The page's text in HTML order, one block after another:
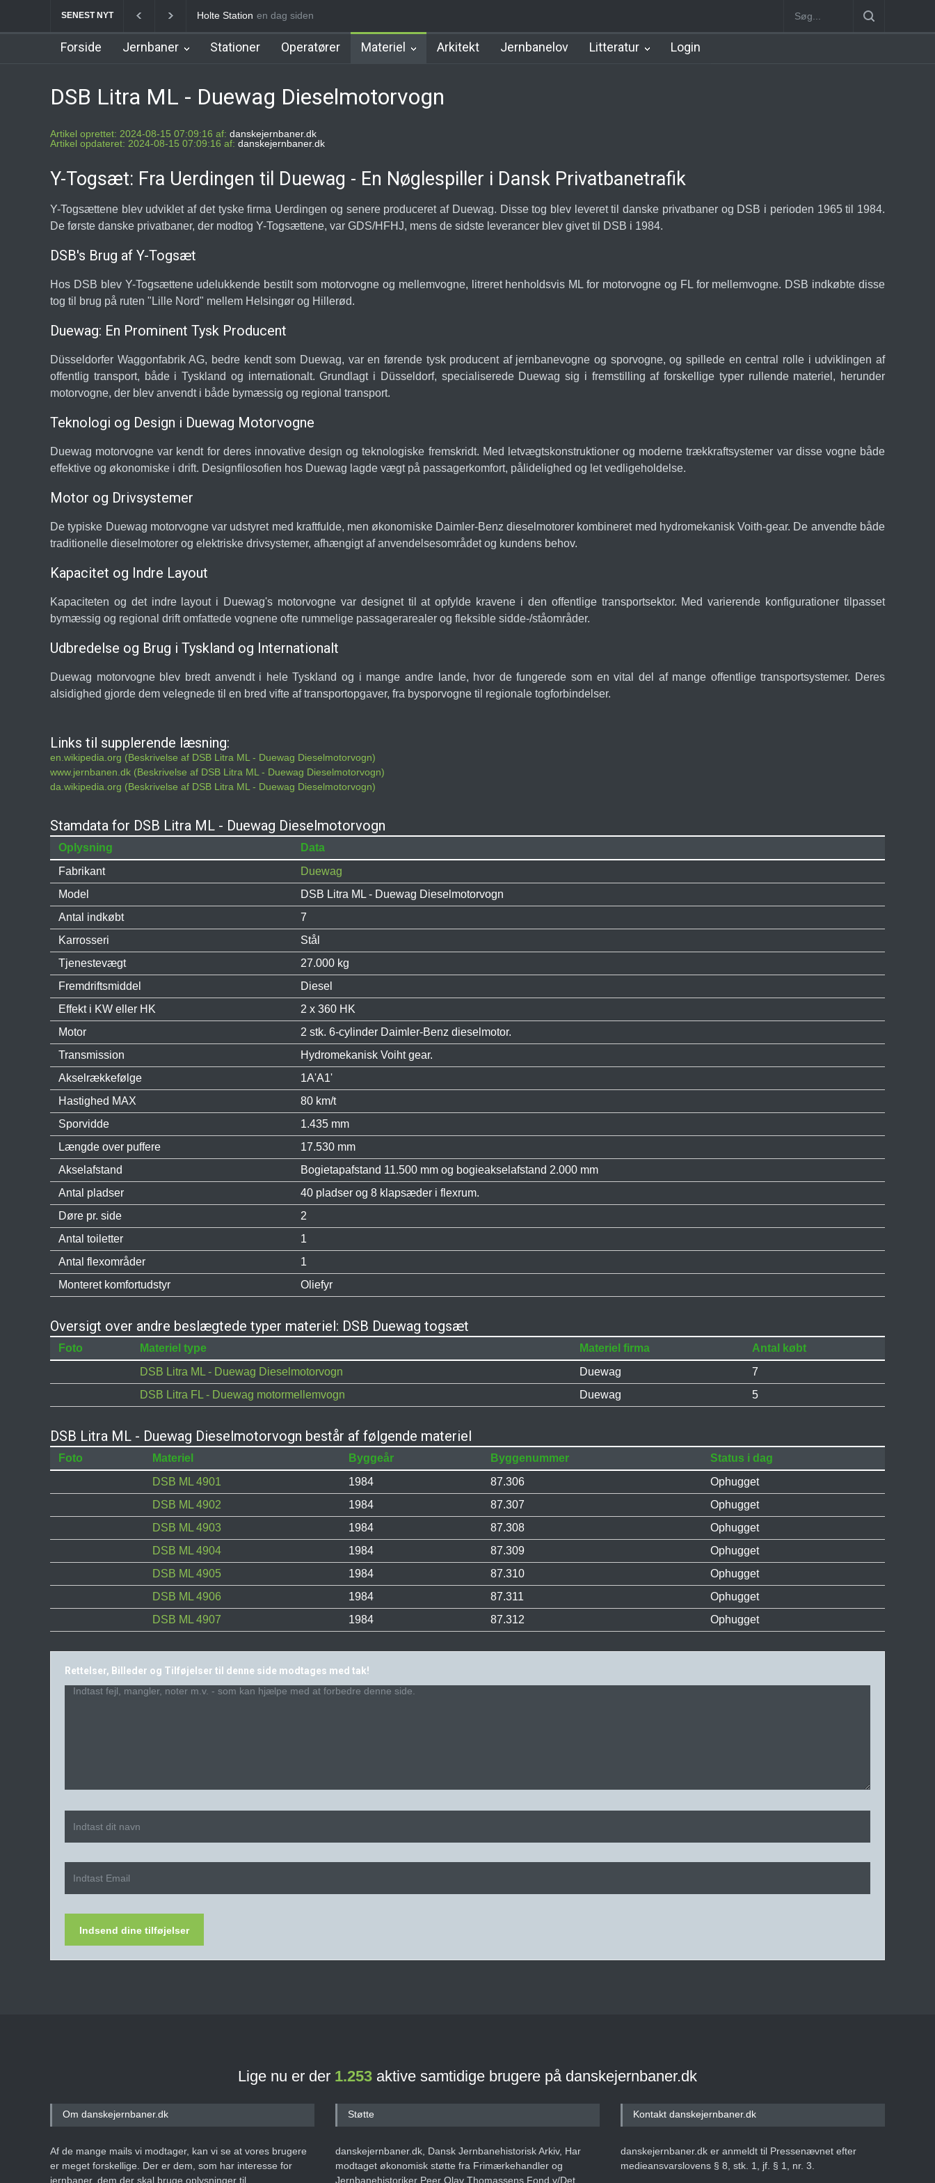
SENEST NYT Holte Station Birkerød Station København Syd Station Nørrebro B Station [1886-
en dag siden
Forside Jernbaner Stationer Operatører Materiel Arkitekt Jernbanelov Litteratur Login
DSB Litra ML - Duewag Dieselmotorvogn
Artikel oprettet: 2024-08-15 07:09:16 af: danskejernbaner.dk
Artikel opdateret: 2024-08-15 07:09:16 af: danskejernbaner.dk
Y-Togsæt: Fra Uerdingen til Duewag - En Nøglespiller i Dansk Privatbanetrafik
Y-Togsættene blev udviklet af det tyske firma Uerdingen og senere produceret af Duewag. Disse tog blev leveret til danske privatbaner og DSB i perioden 1965 til 1984.
De første danske privatbaner, der modtog Y-Togsættene, var GDS/HFHJ, mens de sidste leverancer blev givet til DSB i 1984.
DSB's Brug af Y-Togsæt
Hos DSB blev Y-Togsættene udelukkende bestilt som motorvogne og mellemvogne, litreret henholdsvis ML for motorvogne og FL for mellemvogne. DSB indkøbte disse
tog til brug på ruten "Lille Nord" mellem Helsingør og Hillerød.
Duewag: En Prominent Tysk Producent
Düsseldorfer Waggonfabrik AG, bedre kendt som Duewag, var en førende tysk producent af jernbanevogne og sporvogne, og spillede en central rolle i udviklingen af
offentlig transport, både i Tyskland og internationalt. Grundlagt i Düsseldorf, specialiserede Duewag sig i fremstilling af forskellige typer rullende materiel, herunder
motorvogne, der blev anvendt i både bymæssig og regional transport.
Teknologi og Design i Duewag Motorvogne
Duewag motorvogne var kendt for deres innovative design og teknologiske fremskridt. Med letvægtskonstruktioner og moderne trækkraftsystemer var disse vogne både
effektive og økonomiske i drift. Designfilosofien hos Duewag lagde vægt på passagerkomfort, pålidelighed og let vedligeholdelse.
Motor og Drivsystemer
De typiske Duewag motorvogne var udstyret med kraftfulde, men økonomiske Daimler-Benz dieselmotorer kombineret med hydromekanisk Voith-gear. De anvendte både
traditionelle dieselmotorer og elektriske drivsystemer, afhængigt af anvendelsesområdet og kundens behov.
Kapacitet og Indre Layout
Kapaciteten og det indre layout i Duewag's motorvogne var designet til at opfylde kravene i den offentlige transportsektor. Med varierende konfigurationer tilpasset
bymæssig og regional drift omfattede vognene ofte rummelige passagerarealer og fleksible sidde-/ståområder.
Udbredelse og Brug i Tyskland og Internationalt
Duewag motorvogne blev bredt anvendt i hele Tyskland og i mange andre lande, hvor de fungerede som en vital del af mange offentlige transportsystemer. Deres
alsidighed gjorde dem velegnede til en bred vifte af transportopgaver, fra bysporvogne til regionale togforbindelser.
Links til supplerende læsning:
en.wikipedia.org (Beskrivelse af DSB Litra ML - Duewag Dieselmotorvogn)
www.jernbanen.dk (Beskrivelse af DSB Litra ML - Duewag Dieselmotorvogn)
da.wikipedia.org (Beskrivelse af DSB Litra ML - Duewag Dieselmotorvogn)
Stamdata for DSB Litra ML - Duewag Dieselmotorvogn
Oplysning
Data
Fabrikant
Duewag
Model
DSB Litra ML - Duewag Dieselmotorvogn
Antal indkøbt
7
Karrosseri
Stål
Tjenestevægt
27.000 kg
Fremdriftsmiddel
Diesel
Effekt i KW eller HK
2 x 360 HK
Motor
2 stk. 6-cylinder Daimler-Benz dieselmotor.
Transmission
Hydromekanisk Voiht gear.
Akselrækkefølge
1A'A1'
Hastighed MAX
80 km/t
Sporvidde
1.435 mm
Længde over puffere
17.530 mm
Akselafstand
Bogietapafstand 11.500 mm og bogieakselafstand 2.000 mm
Antal pladser
40 pladser og 8 klapsæder i flexrum.
Døre pr. side
2
Antal toiletter
1
Antal flexområder
1
Monteret komfortudstyr
Oliefyr
Oversigt over andre beslægtede typer materiel: DSB Duewag togsæt
Foto Materiel type Materiel firma
Antal købt
DSB Litra ML - Duewag Dieselmotorvogn
Duewag
7
DSB Litra FL - Duewag motormellemvogn
Duewag 5
DSB Litra ML - Duewag Dieselmotorvogn består af følgende materiel
Foto Materiel Byggeår Byggenummer
Status i dag
DSB ML 4901
1984 87.306
Ophugget
DSB ML 4902
1984 87.307
Ophugget
DSB ML 4903
1984 87.308
Ophugget
DSB ML 4904
1984 87.309
Ophugget
DSB ML 4905
1984 87.310
Ophugget
DSB ML 4906
1984 87.311
Ophugget
DSB ML 4907
1984 87.312 Ophugget
Rettelser, Billeder og Tilføjelser til denne side modtages med tak!
Indsend dine tilføjelser
Lige nu er der 1.253 aktive samtidige brugere på danskejernbaner.dk
Om danskejernbaner.dk
Af de mange mails vi modtager, kan vi se at vores brugere
er meget forskellige. Der er dem, som har interesse for
jernbaner, dem der skal bruge oplysninger til
Støtte
danskejernbaner.dk, Dansk Jernbanehistorisk Arkiv, Har
modtaget økonomisk støtte fra Frimærkehandler og
Jernbanehistoriker Peer Olav Thomassens Fond v/Det
Kontakt danskejernbaner.dk
danskejernbaner.dk er anmeldt til Pressenævnet efter
medieansvarslovens § 8, stk. 1, jf. § 1, nr. 3.